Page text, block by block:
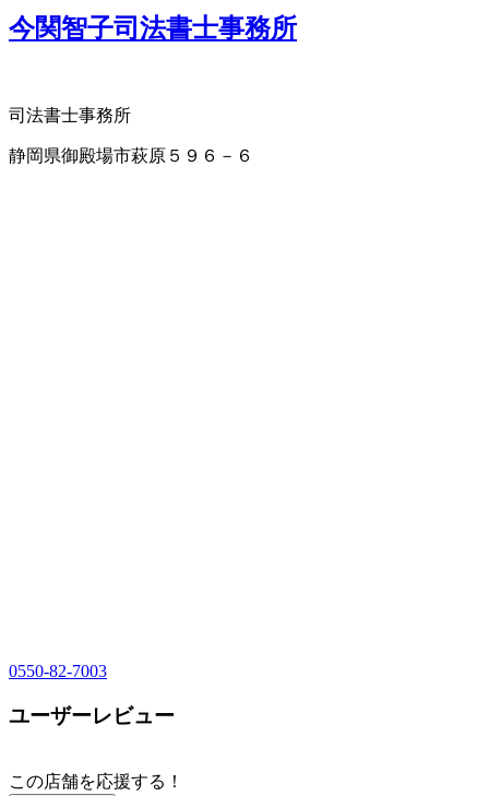
今関智子司法書士事務所
司法書士事務所
静岡県御殿場市萩原５９６－６
0550-82-7003
ユーザーレビュー
この店舗を応援する！